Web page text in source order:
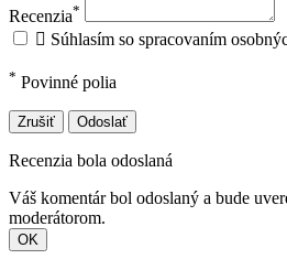
Recenzia*
 Súhlasím so spracovaním
* Povinné polia
Zrušiť Odoslať
Recenzia bola odoslaná
Váš komentár bol odoslaný a bude
moderátorom.
OK